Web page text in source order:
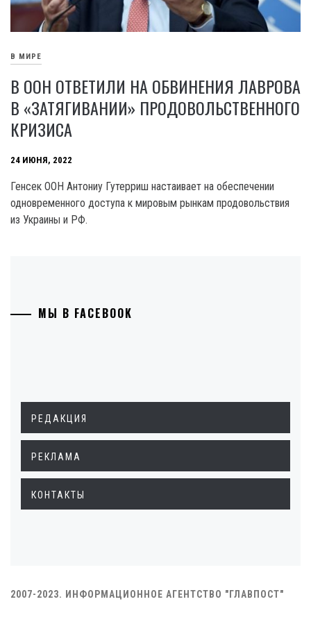
В МИРЕ
В ООН ОТВЕТИЛИ НА ОБВИНЕНИЯ ЛАВРОВА
В «ЗАТЯГИВАНИИ» ПРОДОВОЛЬСТВЕННОГО
КРИЗИСА
24 ИЮНЯ, 2022
Генсек ООН Антониу Гутерриш настаивает на обеспечении
одновременного доступа к мировым рынкам продовольствия
из Украины и РФ.
МЫ В FACEBOOK
РЕДАКЦИЯ
РЕКЛАМА
КОНТАКТЫ
2007-2023. ИНФОРМАЦИОННОЕ АГЕНТСТВО "ГЛАВПОСТ"